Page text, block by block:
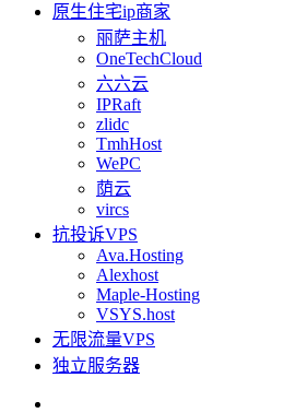
原生住宅ip商家
丽萨主机
OneTechCloud
六六云
IPRaft
zlidc
TmhHost
WePC
荫云
vircs
抗投诉VPS
Ava.Hosting
Alexhost
Maple-Hosting
VSYS.host
无限流量VPS
独立服务器